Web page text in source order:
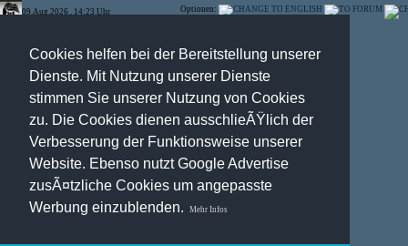
Cookies helfen bei der Bereitstellung unserer
Dienste. Mit Nutzung unserer Dienste
stimmen Sie unserer Nutzung von Cookies
zu. Die Cookies dienen ausschlieÃŸlich der
Verbesserung der Funktionsweise unserer
Website. Ebenso nutzt Google Advertise
zusÃ¤tzliche Cookies um angepasste
Werbung einzublenden.
Mehr Infos
09.Aug.2026 , 14:23 Uhr Optionen: